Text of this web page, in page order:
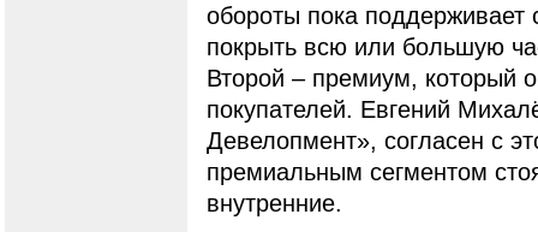
обороты пока
покрыть всю или большую
Второй – премиум, который
покупателей. Евгений
Девелопмент», согласен с
премиальным сегментом
внутренние.